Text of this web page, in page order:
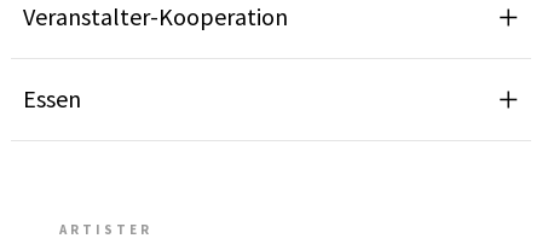
Veranstalter-Kooperation
Essen
ARTISTER